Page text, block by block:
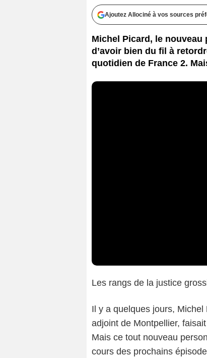
Ajoutez Allociné à vos sources
Michel Picard, le
d’avoir bien du fil à
quotidien de France 2.
Les rangs de la justice
Il y a quelques jours, Michel
adjoint de Montpellier,
Mais ce tout nouveau
cours des prochains